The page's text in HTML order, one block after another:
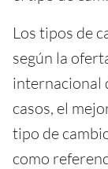
Los tipos de
según la
internacional
casos, el
tipo de
como